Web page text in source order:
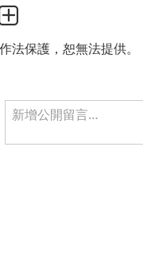
法保護，恕無法提供。